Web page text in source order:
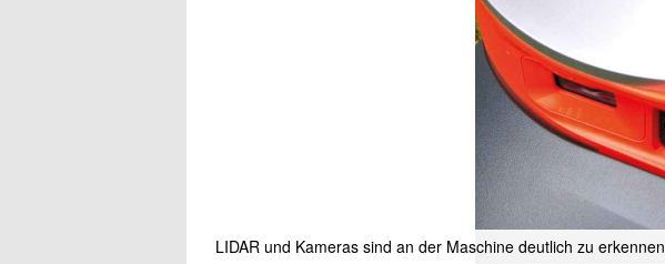
LIDAR und Kameras sind an der Maschine deutlich zu erkennen